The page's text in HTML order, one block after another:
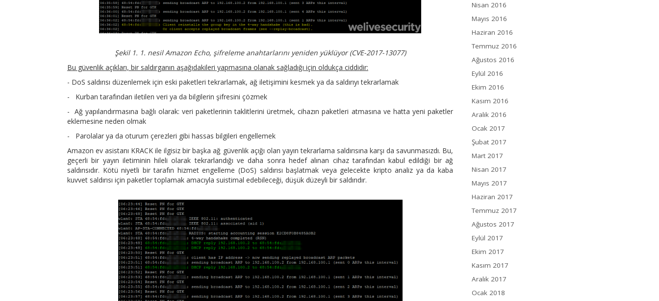
Şekil 1. 1. nesil Amazon Echo, şifreleme anahtarlarını yeniden yüklüyor (CVE-2017-13077)
Bu güvenlik açıkları, bir saldırganın aşağıdakileri yapmasına olanak sağladığı için oldukça ciddidir:
- DoS saldırısı düzenlemek için eski paketleri tekrarlamak, ağ iletişimini kesmek ya da saldırıyı tekrarlamak
- Kurban tarafından iletilen veri ya da bilgilerin şifresini çözmek
- Ağ yapılandırmasına bağlı olarak: veri paketlerinin taklitlerini üretmek, cihazın paketleri atmasına ve hatta yeni paketler
eklemesine neden olmak
- Parolalar ya da oturum çerezleri gibi hassas bilgileri engellemek
Amazon ev asistanı KRACK ile ilgisiz bir başka ağ güvenlik açığı olan yayın tekrarlama saldırısına karşı da savunmasızdı. Bu,
geçerli bir yayın iletiminin hileli olarak tekrarlandığı ve daha sonra hedef alınan cihaz tarafından kabul edildiği bir ağ
saldırısıdır. Kötü niyetli bir tarafın hizmet engelleme (DoS) saldırısı başlatmak veya gelecekte kripto analiz ya da kaba
kuvvet saldırısı için paketler toplamak amacıyla suistimal edebileceği, düşük düzeyli bir saldırıdır.
Nisan 2016
Mayıs 2016
Haziran 2016
Temmuz 2016
Ağustos 2016
Eylül 2016
Ekim 2016
Kasım 2016
Aralık 2016
Ocak 2017
Şubat 2017
Mart 2017
Nisan 2017
Mayıs 2017
Haziran 2017
Temmuz 2017
Ağustos 2017
Eylül 2017
Ekim 2017
Kasım 2017
Aralık 2017
Ocak 2018